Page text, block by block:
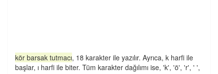
kör barsak tutmacı, 18 karakter ile yazılır. Ayrıca, k harfi ile
başlar, ı harfi ile biter. Tüm karakter dağılımı ise, 'k', 'ö', 'r', ' ',